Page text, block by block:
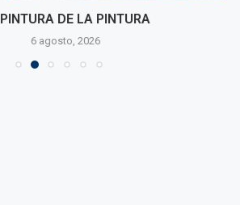
DE LA PINTURA
6 agosto, 2026